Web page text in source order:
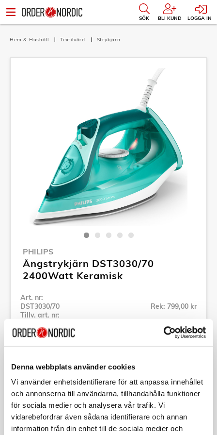
Denna webbplats använder cookies
Vi använder enhetsidentifierare för att anpassa innehållet
och annonserna till användarna, tillhandahålla funktioner
för sociala medier och analysera vår trafik. Vi
vidarebefordrar även sådana identifierare och annan
information från din enhet till de sociala medier och
SÖK BLI KUND LOGGA IN
Hem & Hushåll Textilvård Strykjärn
PHILIPS
Ångstrykjärn DST3030/70
2400Watt Keramisk
Art. nr:
DST3030/70
Tillv. art. nr:
Rek: 799,00 kr
Se alla produkter inom Philips
Beskrivning
Art. nr:DST3030/70